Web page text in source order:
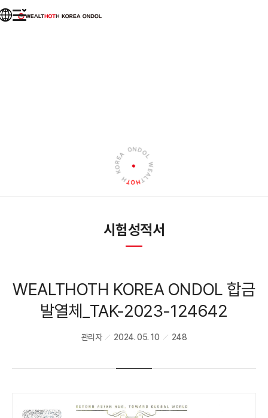
시험성적서
WEALTHOTH KOREA ONDOL 합금
발열체_TAK-2023-124642
관리자 2024. 05. 10 248